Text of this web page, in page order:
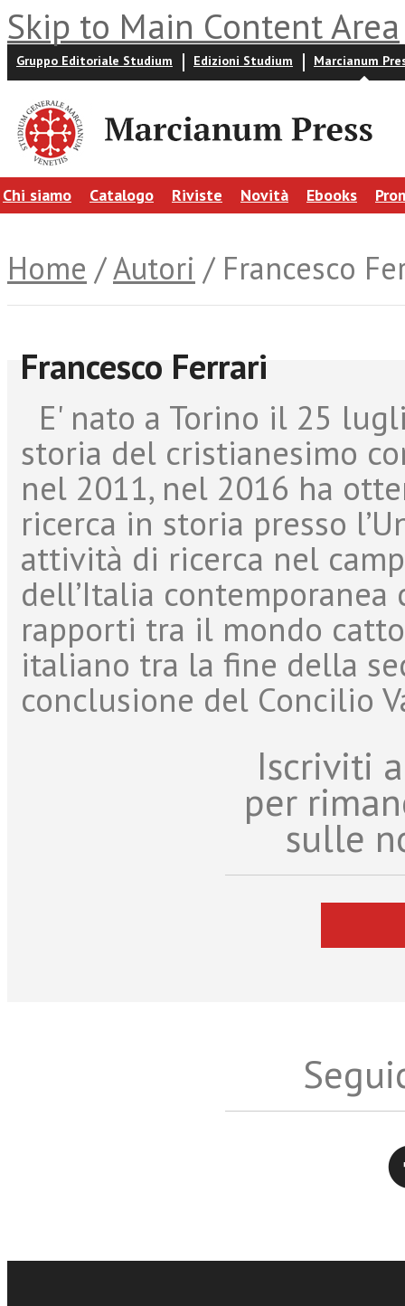
Skip to Main Content Area
Gruppo Editoriale Studium Edizioni Studium Marcianum
Chi siamo Catalogo Riviste Novità Ebooks
Home /Autori / Francesco
Francesco Ferrari
E' nato a Torino il 25
storia del cristianesimo
nel 2011, nel 2016 ha
ricerca in storia presso
attività di ricerca nel
dell’Italia
rapporti tra il mondo
italiano tra la fine della
conclusione del Concilio
Iscriviti
per
sulle